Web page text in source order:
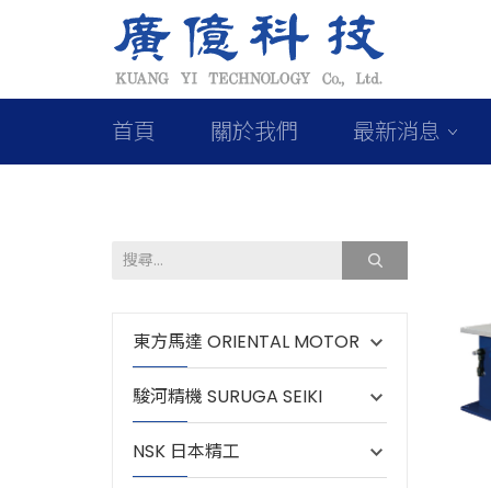
首頁 關於我們 最新消息
東方馬達 ORIENTAL MOTOR
駿河精機 SURUGA SEIKI
NSK 日本精工